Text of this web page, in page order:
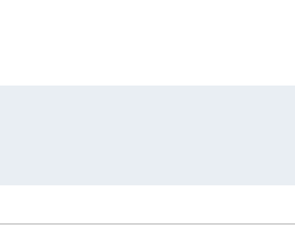
всем техническим планам